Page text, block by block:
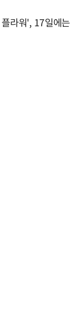
라워', 17일에는